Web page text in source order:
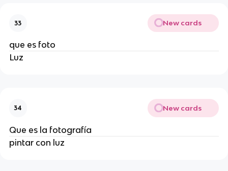
33 New cards
que es foto
Luz
34 New cards
Que es la fotografía
pintar con luz